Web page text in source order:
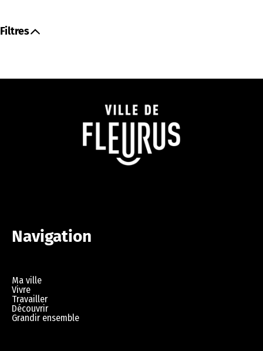
Filtres
Affaires patriotique (0)
Bien-être animal (0)
Brye (0)
Caritatif (0)
Carnaval (0)
Ciné-débat (0)
Citoyenneté (0)
Commerces (0)
Navigation
Ma ville
Vivre
Travailler
Découvrir
Grandir ensemble